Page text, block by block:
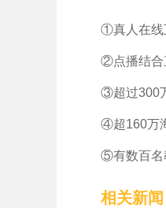
①真人在线
②点播结合
③超过300
④超160万
⑤有数百名
相关新闻